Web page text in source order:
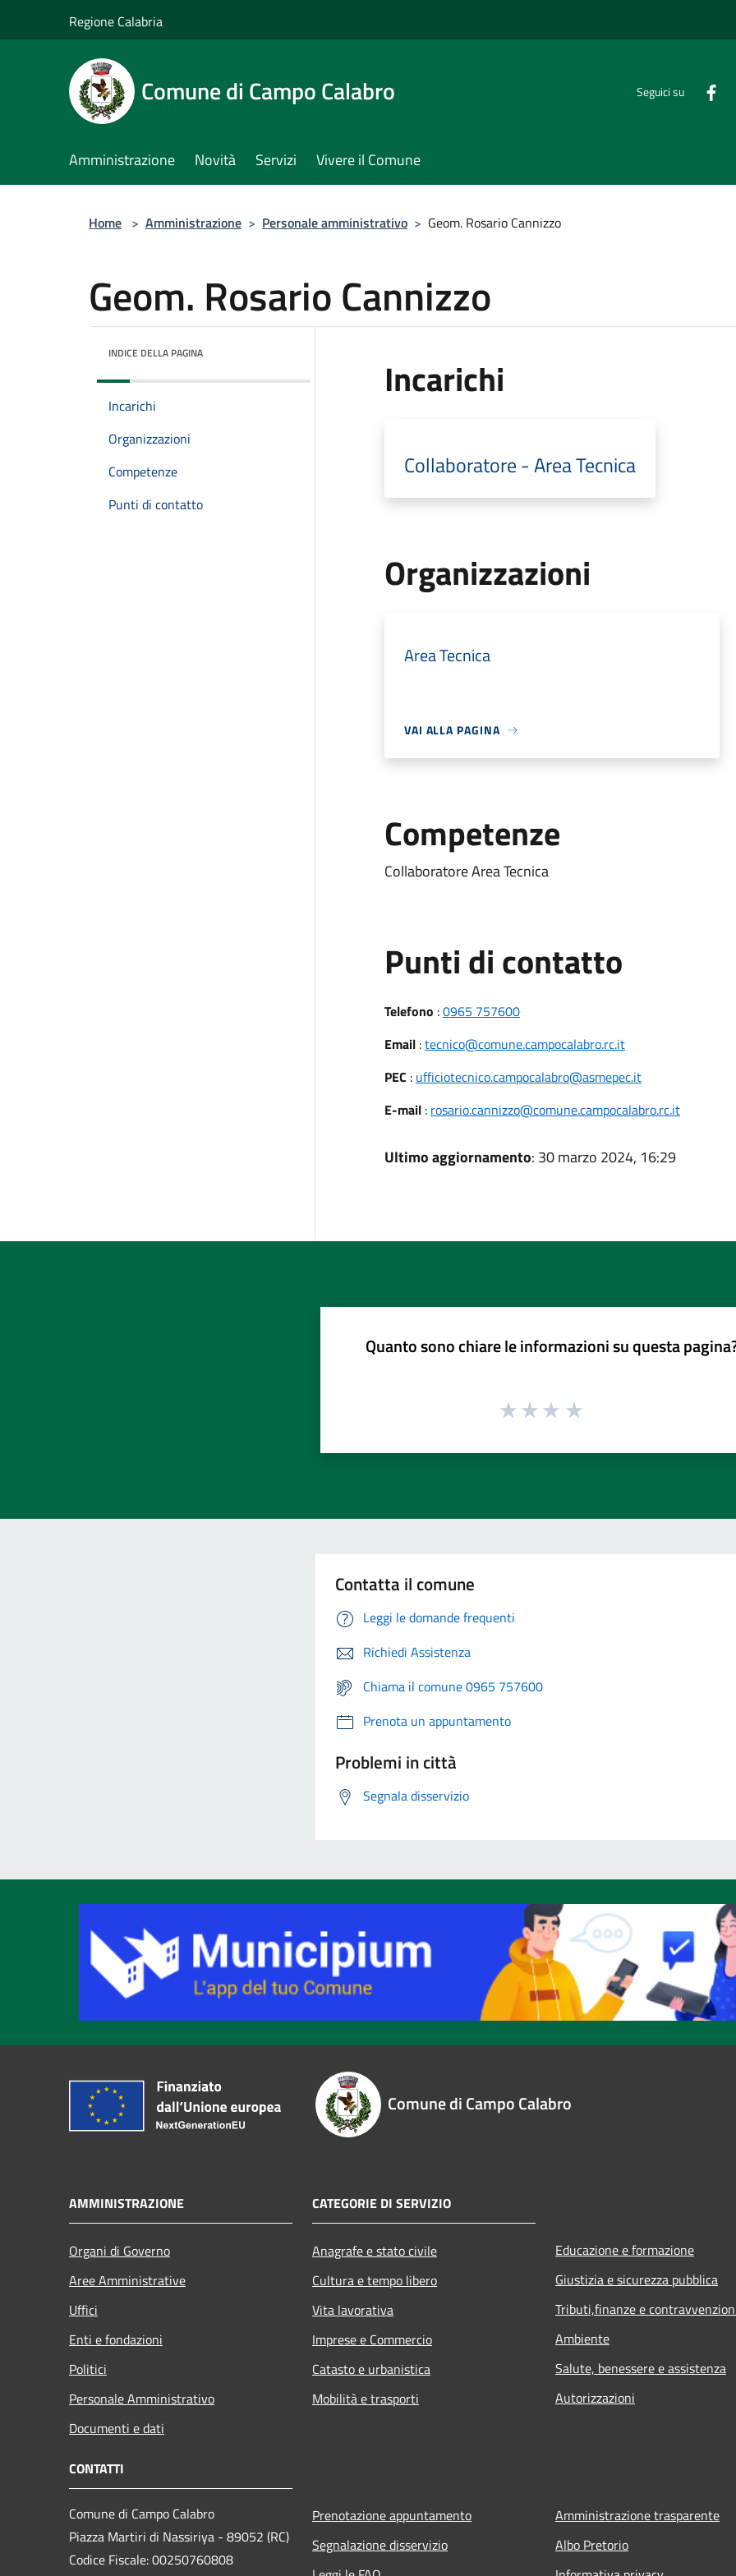
Regione Calabria
Comune di Campo Calabro Seguici su
Amministrazione Novità Servizi Vivere il Comune
Home > Amministrazione > Personale amministrativo > Geom. Rosario Cannizzo
Geom. Rosario Cannizzo
INDICE DELLA PAGINA
Incarichi
Organizzazioni
Competenze
Punti di contatto
Incarichi
Collaboratore - Area Tecnica
Organizzazioni
Area Tecnica
VAI ALLA PAGINA
Competenze
Collaboratore Area Tecnica
Punti di contatto
Telefono :0965 757600
Email:tecnico@comune.campocalabro.rc.it
PEC : ufficiotecnico.campocalabro@asmepec.it
E-mail: rosario.cannizzo@comune.campocalabro.rc.it
Ultimo aggiornamento: 30 marzo 2024, 16:29
Quanto sono chiare le informazioni su questa
Contatta il comune
Leggi le domande frequenti
Richiedi Assistenza
Chiama il comune 0965 757600
Prenota un appuntamento
Problemi in città
Segnala disservizio
Comune di Campo Calabro
AMMINISTRAZIONE
Organi di Governo
Aree Amministrative
Uffici
Enti e fondazioni
Politici
Personale Amministrativo
Documenti e dati
CATEGORIE DI SERVIZIO
Anagrafe e stato civile
Cultura e tempo libero
Vita lavorativa
Imprese e Commercio
Catasto e urbanistica
Mobilità e trasporti
Educazione e formazione
Giustizia e sicurezza pubblica
Tributi,finanze e
Ambiente
Salute, benessere e assistenza
Autorizzazioni
CONTATTI
Comune di Campo Calabro
Piazza Martiri di Nassiriya - 89052 (RC)
Codice Fiscale: 00250760808
Prenotazione appuntamento
Segnalazione disservizio
Amministrazione trasparente
Albo Pretorio